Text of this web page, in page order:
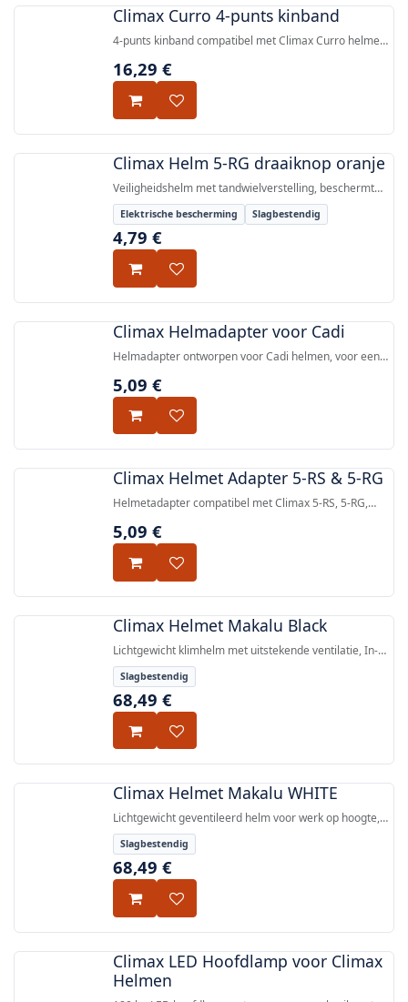
Climax Curro 4-punts kinband
4-punts kinband compatibel met Climax Curro helmen,
mm tape.
16,29 €
Climax Helm 5-RG draaiknop oranje
Veiligheidshelm met tandwielverstelling, beschermt
tegen vallende voorwerpen en elektrische ontladingen
tot 1000V AC / 1500V DC, gecertificeerd volgens EN
397:2012+A1:2012 en EN 50365:2002.
Elektrische bescherming Slagbestendig
4,79 €
Climax Helmadapter voor Cadi
Helmadapter ontworpen voor Cadi helmen, voor een
5,09 €
Climax Helmet Adapter 5-RS & 5-RG
Helmetadapter compatibel met Climax 5-RS, 5-RG,
5,09 €
Climax Helmet Makalu Black
Lichtgewicht klimhelm met uitstekende ventilatie, In-
mould EPS/polycarbonaatconstructie, en
hoofdlampclips — gecertificeerd EN 12492:2012 en EN
397:2012+A1:2012.
Slagbestendig
68,49 €
Climax Helmet Makalu WHITE
Lichtgewicht geventileerd helm voor werk op hoogte,
EPS-schaal met In-mold polycarbonate dekking,
gecertificeerd volgens EN 12492:2012 en EN
397:2012+A1:2012.
Slagbestendig
68,49 €
Climax LED Hoofdlamp voor Climax
Helmen